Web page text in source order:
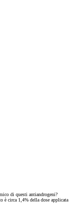
di questi antiandrogeni?
è circa 1,4% della dose applicata